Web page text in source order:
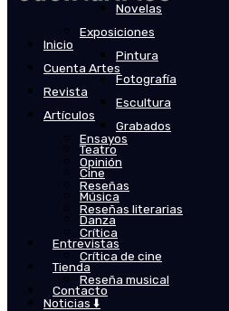
Novelas
Exposiciones
Pintura
Fotografía
Escultura
Grabados
Teatro
Cine
Música
Danza
Entrevistas
Tienda
Contacto
Inicio
Cuenta Artes
Revista
Artículos
Ensayos
Opinión
Reseñas
Reseñas literarias
Crítica
Crítica de cine
Reseña musical
Noticias ⬇️